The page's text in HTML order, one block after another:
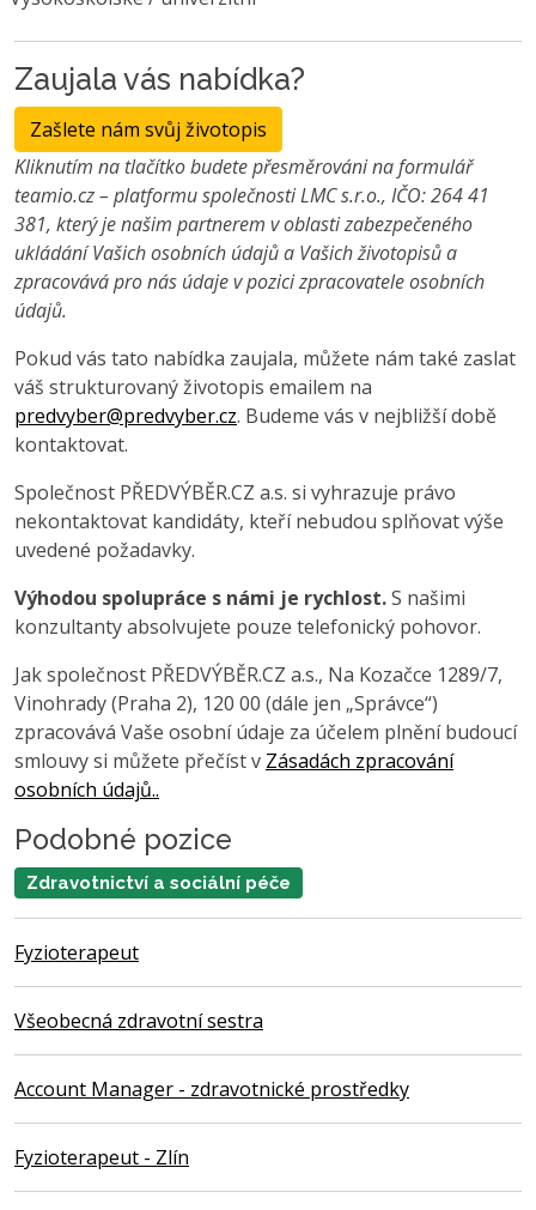
Zaujala vás nabídka?
Zašlete nám svůj životopis
Kliknutím na tlačítko budete přesměrováni na formulář
teamio.cz – platformu společnosti LMC s.r.o., IČO: 264 41
381, který je našim partnerem v oblasti zabezpečeného
ukládání Vašich osobních údajů a Vašich životopisů a
zpracovává pro nás údaje v pozici zpracovatele osobních
údajů.
Pokud vás tato nabídka zaujala, můžete nám také zaslat
váš strukturovaný životopis emailem na
predvyber@predvyber.cz. Budeme vás v nejbližší době
kontaktovat.
Společnost PŘEDVÝBĚR.CZ a.s. si vyhrazuje právo
nekontaktovat kandidáty, kteří nebudou splňovat výše
uvedené požadavky.
Výhodou spolupráce s námi je rychlost.S našimi
konzultanty absolvujete pouze telefonický pohovor.
Jak společnost PŘEDVÝBĚR.CZ a.s., Na Kozačce 1289/7,
Vinohrady (Praha 2), 120 00 (dále jen „Správce“)
zpracovává Vaše osobní údaje za účelem plnění budoucí
smlouvy si můžete přečíst v Zásadách zpracování
osobních údajů..
Podobné pozice
Zdravotnictví a sociální péče
Fyzioterapeut
Všeobecná zdravotní sestra
Account Manager - zdravotnické prostředky
Fyzioterapeut - Zlín